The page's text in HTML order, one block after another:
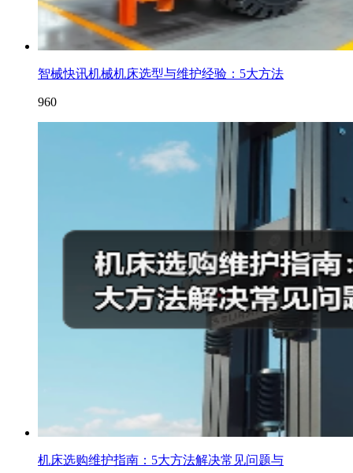
智械快讯机械机床选型与维护经验：5大方法
960
机床选购维护指南：5大方法解决常见问题与